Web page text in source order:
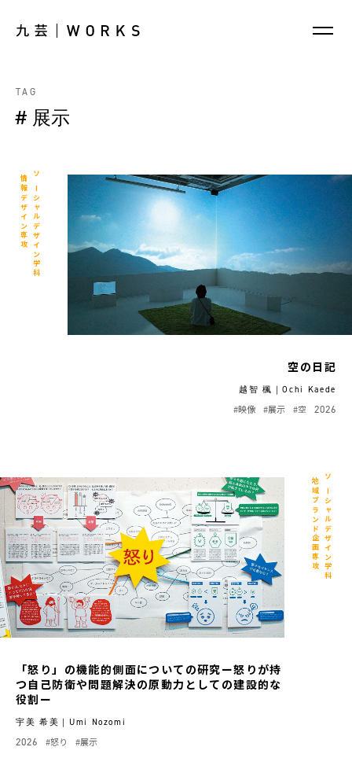
TAG
# 展示
ソーシャルデザイン学科
情報デザイン専攻
空の日記
越智 楓｜Ochi Kaede
2026
#空
#展示
#映像
ソーシャルデザイン学科
地域ブランド企画専攻
「怒り」の機能的側面についての研究ー怒りが持
つ自己防衛や問題解決の原動力としての建設的な
役割ー
宇美 希美｜Umi Nozomi
2026 #怒り #展示